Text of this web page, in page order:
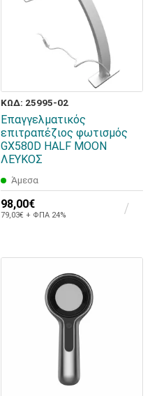
ΚΩΔ: 25995-02
Επαγγελματικός
επιτραπέζιος φωτισμός
GX580D HALF MOON
ΛΕΥΚΟΣ
Άμεσα
98,00€
79,03€ + ΦΠΑ 24%